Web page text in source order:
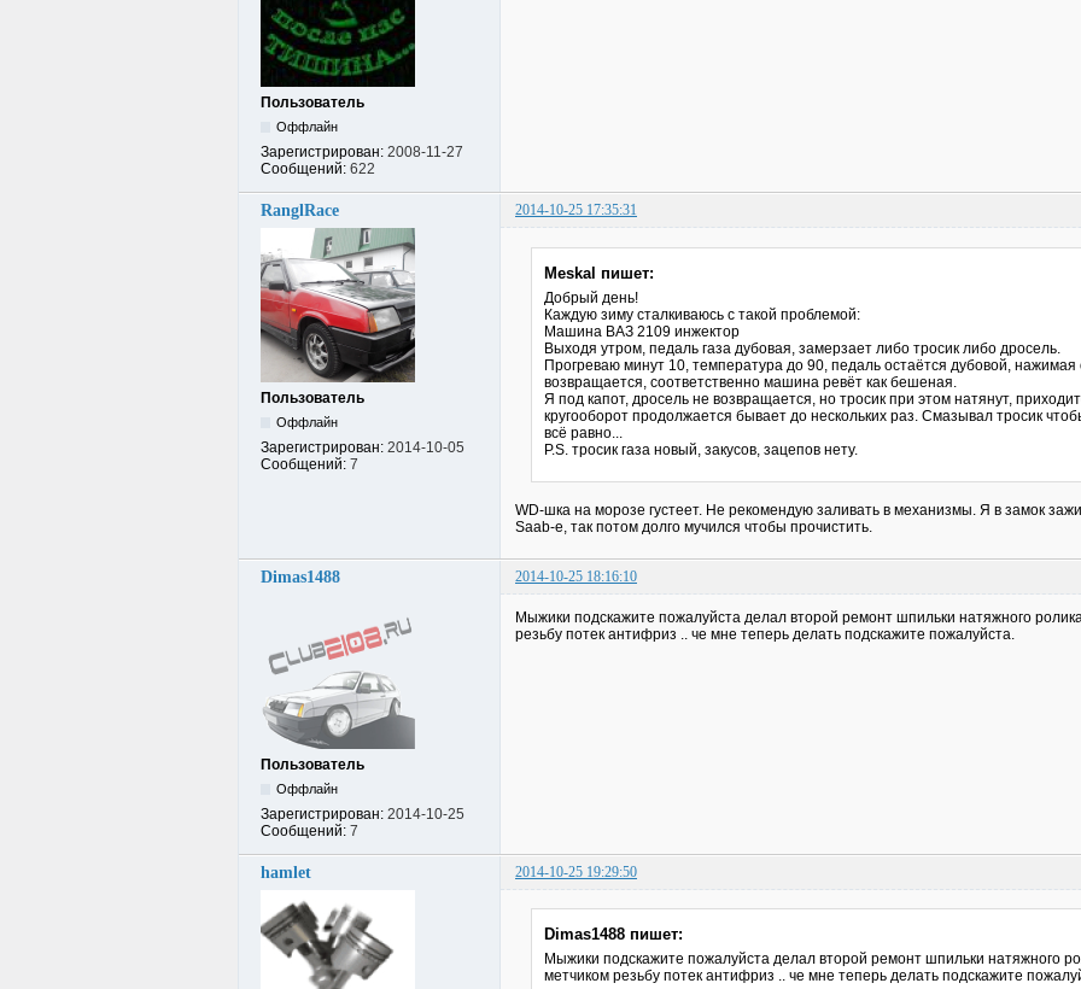
Пользователь
Оффлайн
Зарегистрирован: 2008-11-27
Сообщений: 622
RanglRace 2014-10-25 17:35:31
Пользователь
Оффлайн
Зарегистрирован: 2014-10-05
Сообщений: 7
Meskal пишет:
Добрый день!
Каждую зиму сталкиваюсь с такой проблемой:
Машина ВАЗ 2109 инжектор
Выходя утром, педаль газа дубовая, замерзает либо тросик либо дросель.
Прогреваю минут 10, температура до 90, педаль остаётся дубовой,
возвращается, соответственно машина ревёт как бешеная.
Я под капот, дросель не возвращается, но тросик при этом натянут,
кругооборот продолжается бывает до нескольких раз. Смазывал тросик
всё равно...
P.S. тросик газа новый, закусов, зацепов нету.
WD-шка на морозе густеет. Не рекомендую заливать в механизмы. Я в замок
Saab-е, так потом долго мучился чтобы прочистить.
Dimas1488 2014-10-25 18:16:10
Пользователь
Оффлайн
Зарегистрирован: 2014-10-25
Сообщений: 7
Мыжики подскажите пожалуйста делал второй ремонт шпильки натяжного
резьбу потек антифриз .. че мне теперь делать подскажите пожалуйста.
hamlet 2014-10-25 19:29:50
Dimas1488 пишет:
Мыжики подскажите пожалуйста делал второй ремонт шпильки натяжного
метчиком резьбу потек антифриз .. че мне теперь делать подскажите